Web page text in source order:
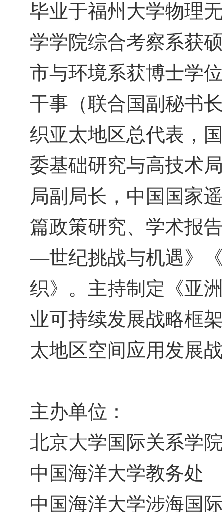
毕业于福州大学物理
学学院综合考察系获
市与环境系获博士学
干事（联合国副秘书
织亚太地区总代表，
委基础研究与高技术
局副局长，中国国家
篇政策研究、学术报
—世纪挑战与机遇》
织》。主持制定《亚
业可持续发展战略框
太地区空间应用发展
主办单位：
北京大学国际关系学
中国海洋大学教务处
中国海洋大学涉海国